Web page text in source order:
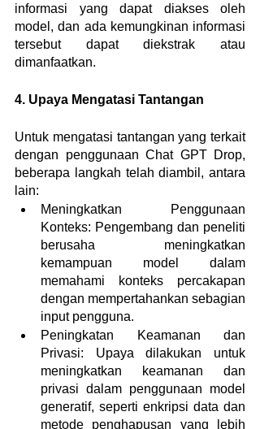
informasi yang dapat diakses oleh
model, dan ada kemungkinan informasi
tersebut dapat diekstrak atau
dimanfaatkan.
4. Upaya Mengatasi Tantangan
Untuk mengatasi tantangan yang terkait
dengan penggunaan Chat GPT Drop,
beberapa langkah telah diambil, antara
lain:
Meningkatkan Penggunaan
Konteks: Pengembang dan peneliti
berusaha meningkatkan
kemampuan model dalam
memahami konteks percakapan
dengan mempertahankan sebagian
input pengguna.
Peningkatan Keamanan dan
Privasi: Upaya dilakukan untuk
meningkatkan keamanan dan
privasi dalam penggunaan model
generatif, seperti enkripsi data dan
metode penghapusan yang lebih